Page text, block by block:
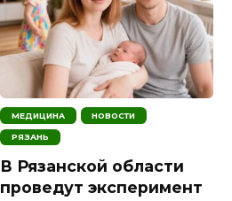
МЕДИЦИНА НОВОСТИ
РЯЗАНЬ
В Рязанской области
проведут эксперимент